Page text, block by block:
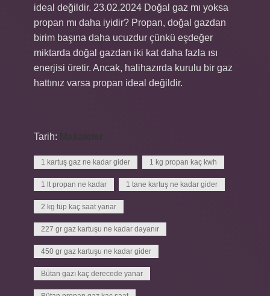
ideal değildir. 23.02.2024 Doğal gaz mı yoksa
propan mı daha iyidir? Propan, doğal gazdan
birim başına daha ucuzdur çünkü eşdeğer
miktarda doğal gazdan iki kat daha fazla ısı
enerjisi üretir. Ancak, halihazırda kurulu bir gaz
hattınız varsa propan ideal değildir.
Tarih:
1 kartuş gaz ne kadar gider 1 kg propan kaç kwh
1 lt propan ne kadar 1 tane kartuş ne kadar gider
2 kg tüp kaç saat yanar
227 gr gaz kartuşu ne kadar dayanır
450 gr gaz kartuşu ne kadar gider
Bütan gazı kaç derecede yanar